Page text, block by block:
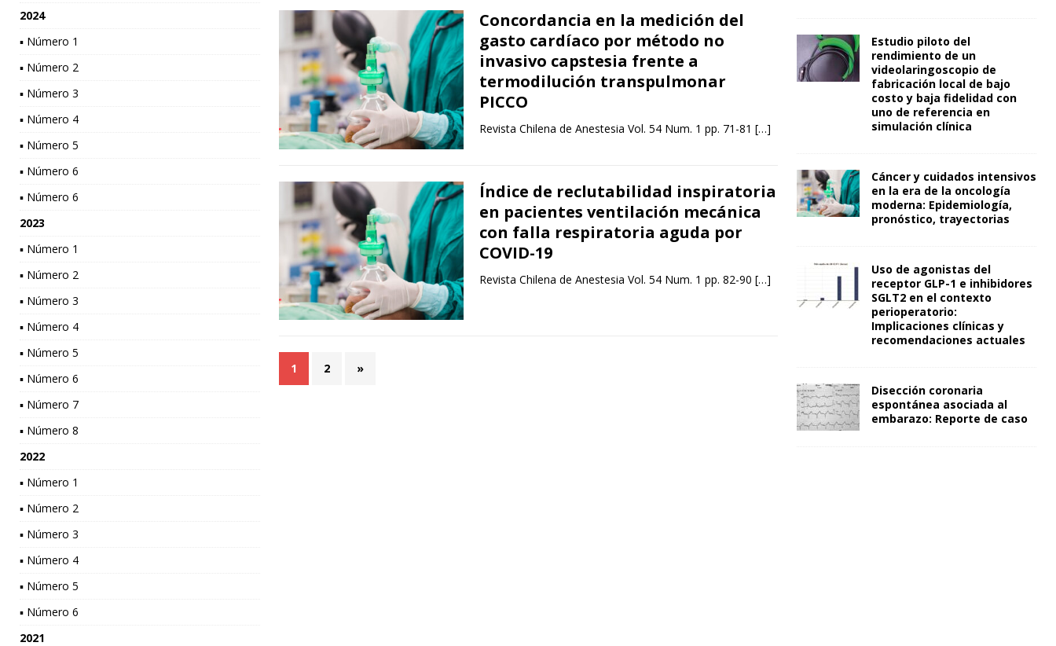
Concordancia en la medición del
gasto cardíaco por método no
invasivo capstesia frente a
termodilución transpulmonar
PICCO
Revista Chilena de Anestesia Vol. 54 Num. 1 pp. 71-81 […]
Índice de reclutabilidad inspiratoria
en pacientes ventilación mecánica
con falla respiratoria aguda por
COVID-19
Revista Chilena de Anestesia Vol. 54 Num. 1 pp. 82-90 […]
1 2 »
2024
▪ Número 1
▪ Número 2
▪ Número 3
▪ Número 4
▪ Número 5
▪ Número 6
▪ Número 6
2023
▪ Número 1
▪ Número 2
▪ Número 3
▪ Número 4
▪ Número 5
▪ Número 6
▪ Número 7
▪ Número 8
2022
▪ Número 1
▪ Número 2
▪ Número 3
▪ Número 4
▪ Número 5
▪ Número 6
2021
Estudio piloto del
rendimiento de un
videolaringoscopio de
fabricación local de bajo
costo y baja fidelidad con
uno de referencia en
simulación clínica
Cáncer y cuidados intensivos
en la era de la oncología
moderna: Epidemiología,
pronóstico, trayectorias
Uso de agonistas del
receptor GLP-1 e inhibidores
SGLT2 en el contexto
perioperatorio:
Implicaciones clínicas y
recomendaciones actuales
Disección coronaria
espontánea asociada al
embarazo: Reporte de caso